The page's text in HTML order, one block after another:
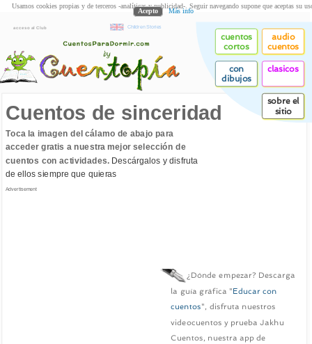
acceso al Club Children Stories
cuentos
cortos
audio
cuentos
con
dibujos
clasicos
sobre el
sitio
Cuentos de sinceridad
Toca la imagen del cálamo de abajo para
acceder gratis a nuestra mejor selección de
cuentos con actividades.Descárgalos y disfruta
de ellos siempre que quieras
Advertisement
¿Dónde empezar? Descarga
la guía gráfica "Educar con
cuentos", disfruta nuestros
videocuentos y prueba Jakhu
Cuentos, nuestra app de
Usamos cookies propias y de terceros -analíticas y publicidad-. Seguir navegando supone que aceptas su
Acepto Más info